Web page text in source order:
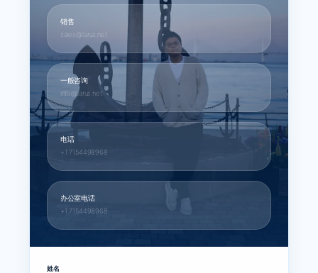
销售
sales@larus.net
一般咨询
info@larus.net
电话
+1 7154498968
办公室电话
+1 7154498968
姓名